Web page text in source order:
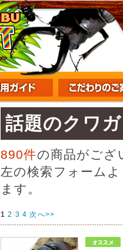
話題のクワ
890件の商品がござ
左の検索フォーム
ます。
1 2 3 4 次へ>>